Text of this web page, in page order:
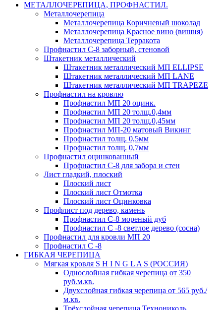
МЕТАЛЛОЧЕРЕПИЦА, ПРОФНАСТИЛ.
Металлочерепица
Металлочерепица Коричневый шоколад
Металлочерепица Красное вино (вишня)
Металлочерепица Терракота
Профнастил С-8 заборный, стеновой
Штакетник металлический
Штакетник металлический МП ELLIPSE
Штакетник металлический МП LАNE
Штакетник металлический МП TRAPEZE
Профнастил на кровлю
Профнастил МП 20 оцинк.
Профнастил МП 20 толщ.0,4мм
Профнастил МП 20 толщ.0,45мм
Профнастил МП-20 матовый Викинг
Профнастил толщ. 0,5мм
Профнастил толщ. 0,7мм
Профнастил оцинкованный
Профнастил С-8 для забора и стен
Лист гладкий, плоский
Плоский лист
Плоский лист Отмотка
Плоский лист Оцинковка
Профлист под дерево, камень
Профнастил С-8 мореный дуб
Профнастил С -8 светлое дерево (сосна)
Профнастил для кровли МП 20
Профнастил С -8
ГИБКАЯ ЧЕРЕПИЦА
Мягкая кровля S H I N G L A S (РОССИЯ)
Однослойная гибкая черепица от 350
руб.м.кв.
Двухслойная гибкая черепица от 565 руб./
м.кв.
Трёхслойная черепица Технониколь